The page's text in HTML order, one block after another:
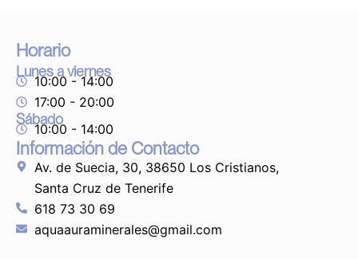
Horario
Lunes a viernes
10:00 - 14:00
17:00 - 20:00
Sábado
10:00 - 14:00
Información de Contacto
Av. de Suecia, 30, 38650 Los Cristianos,
Santa Cruz de Tenerife
618 73 30 69
aquaauraminerales@gmail.com